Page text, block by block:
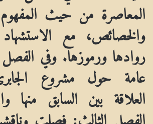
المعاصرة من حيث المفهوم
والخصائص، مع
روادها ورموزها. وفي الفصل
عامة حول مشروع
العلاقة بين السابق منها
الفصل الثالث: فصلت